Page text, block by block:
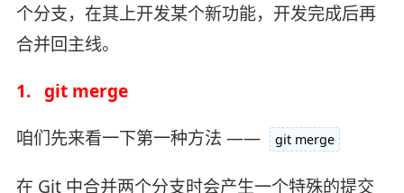
个分支，在其上开发某个新功能，开发完成后再
合并回主线。
1. git merge
咱们先来看一下第一种方法 ——
git merge
在 Git 中合并两个分支时会产生一个特殊的提交